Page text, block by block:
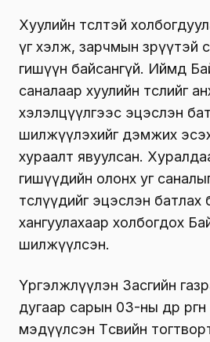
Хуулийн төсөлтэй
үг хэлж, зарчмын зөрүүтэй
гишүүн байсангүй. Иймд
саналаар хуулийн төслийг
хэлэлцүүлгээс эцэслэн
шилжүүлэхийг дэмжих
хураалт явуулсан.
гишүүдийн олонх уг
төслүүдийг эцэслэн батлах
хангуулахаар холбогдох
шилжүүлсэн.
Үргэлжлүүлэн Засгийн
дугаар сарын 03-ны өдөр өргөн
мэдүүлсэн Төсвийн